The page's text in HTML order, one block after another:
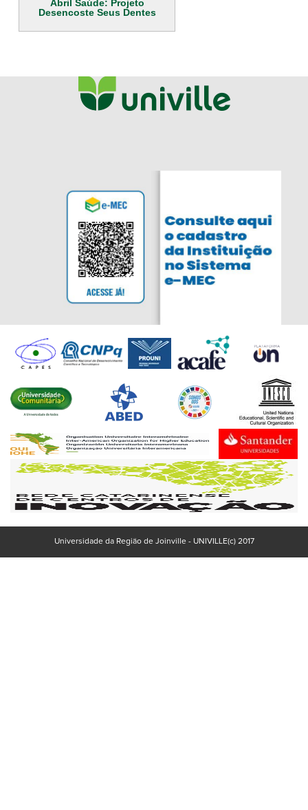
Abril Saúde: Projeto
Desencoste Seus Dentes
Universidade da Região de Joinville - UNIVILLE(c) 2017